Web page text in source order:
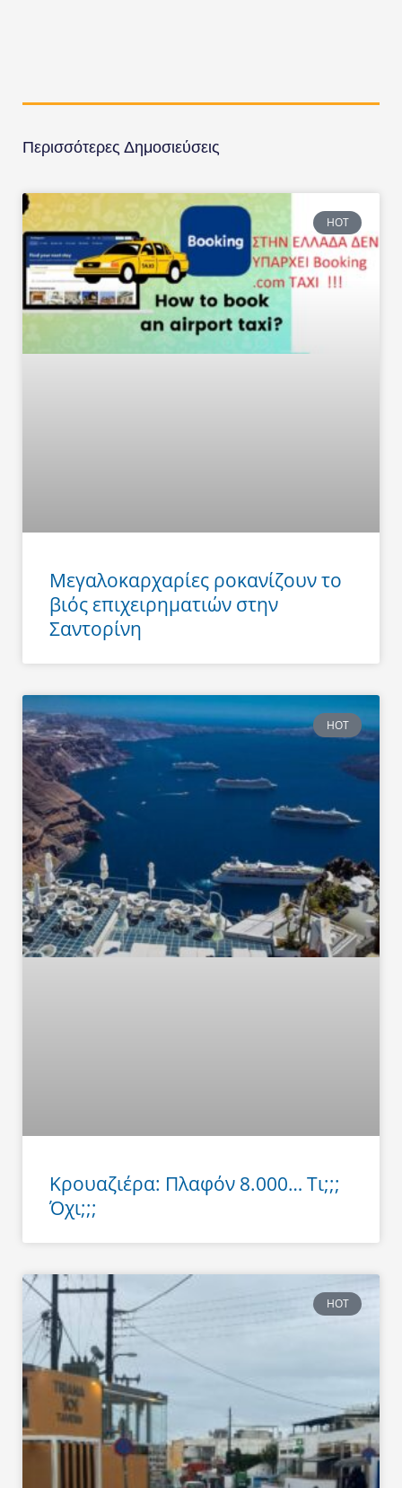
Περισσότερες Δημοσιεύσεις
HOT
Μεγαλοκαρχαρίες ροκανίζουν το
βιός επιχειρηματιών στην
Σαντορίνη
HOT
Κρουαζιέρα: Πλαφόν 8.000… Τι;;;
Όχι;;;
HOT